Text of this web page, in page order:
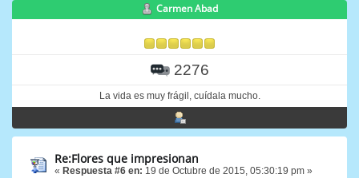
Carmen Abad
2276
La vida es muy frágil, cuídala mucho.
Re:Flores que impresionan
« Respuesta #6 en: 19 de Octubre de 2015, 05:30:19 pm »